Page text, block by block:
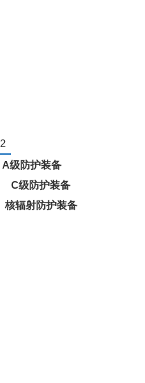
2
A级防护装备
C级防护装备
核辐射防护装备